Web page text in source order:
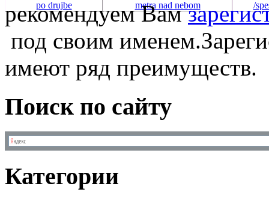
рекомендуем Вам
под своим
имеют ряд преимуществ.
Поиск по сайту
Категории